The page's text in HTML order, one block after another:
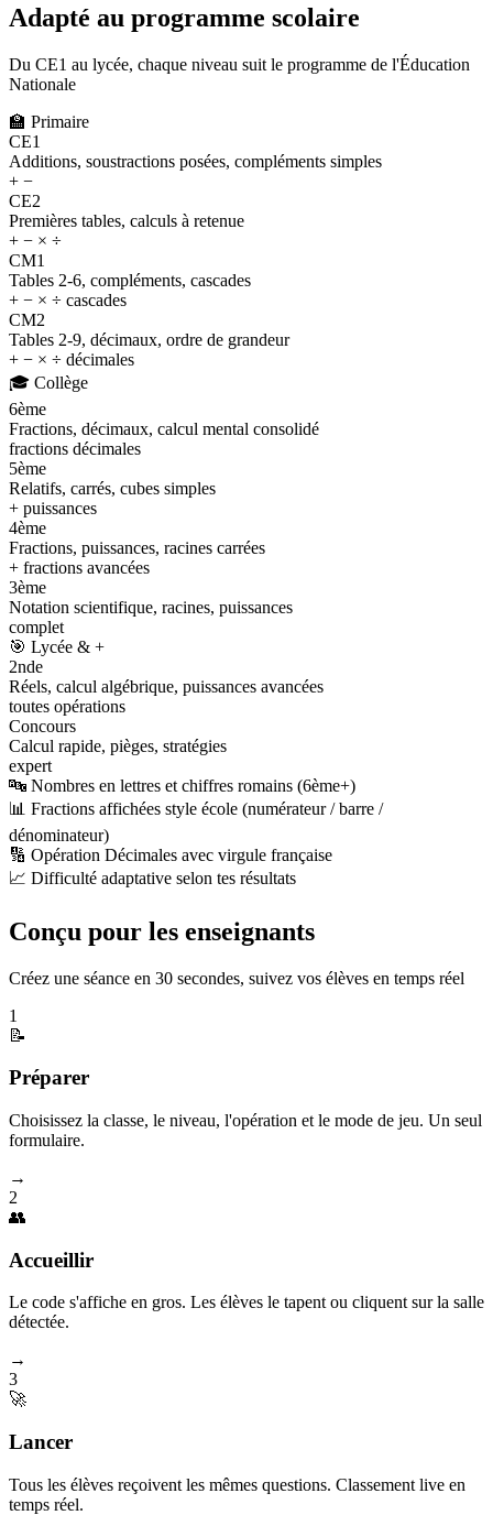
Adapté au programme scolaire
Du CE1 au lycée, chaque niveau suit le programme de l'Éducation
Nationale
🏫 Primaire
CE1
Additions, soustractions posées, compléments simples
+ −
CE2
Premières tables, calculs à retenue
+ − × ÷
CM1
Tables 2-6, compléments, cascades
+ − × ÷ cascades
CM2
Tables 2-9, décimaux, ordre de grandeur
+ − × ÷ décimales
🎓 Collège
6ème
Fractions, décimaux, calcul mental consolidé
fractions décimales
5ème
Relatifs, carrés, cubes simples
+ puissances
4ème
Fractions, puissances, racines carrées
+ fractions avancées
3ème
Notation scientifique, racines, puissances
complet
🎯 Lycée & +
2nde
Réels, calcul algébrique, puissances avancées
toutes opérations
Concours
Calcul rapide, pièges, stratégies
expert
🔤 Nombres en lettres et chiffres romains (6ème+)
📊 Fractions affichées style école (numérateur / barre /
dénominateur)
🔢 Opération Décimales avec virgule française
📈 Difficulté adaptative selon tes résultats
Conçu pour les enseignants
Créez une séance en 30 secondes, suivez vos élèves en temps réel
1
📝
Préparer
Choisissez la classe, le niveau, l'opération et le mode de jeu. Un seul
formulaire.
→
2
👥
Accueillir
Le code s'affiche en gros. Les élèves le tapent ou cliquent sur la salle
détectée.
→
3
🚀
Lancer
Tous les élèves reçoivent les mêmes questions. Classement live en
temps réel.